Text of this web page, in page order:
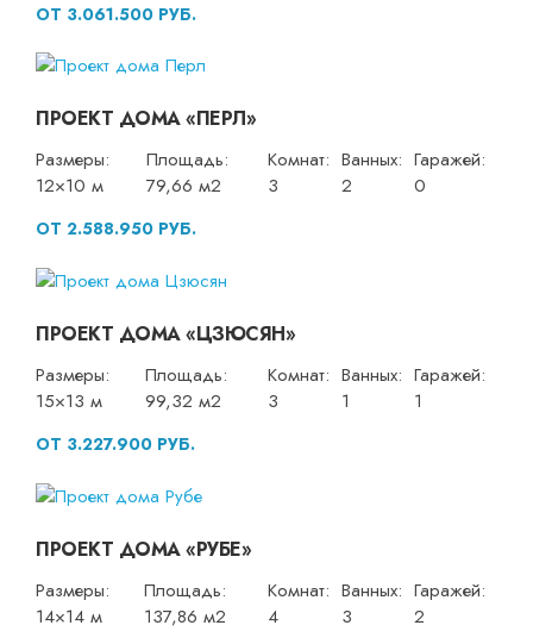
ОТ 3.061.500 РУБ.
ПРОЕКТ ДОМА «ПЕРЛ»
Размеры:
12×10 м
Площадь:
79,66 м2
Комнат:
3
Ванных:
2
Гаражей:
0
ОТ 2.588.950 РУБ.
ПРОЕКТ ДОМА «ЦЗЮСЯН»
Размеры:
15×13 м
Площадь:
99,32 м2
Комнат:
3
Ванных:
1
Гаражей:
1
ОТ 3.227.900 РУБ.
ПРОЕКТ ДОМА «РУБЕ»
Размеры:
14×14 м
Площадь:
137,86 м2
Комнат:
4
Ванных:
3
Гаражей:
2